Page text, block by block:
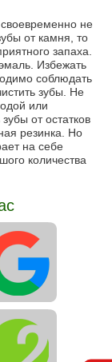
не
от камня, то
запаха.
Избежать
соблюдать
зубы. Не
или
от остатков
резинка. Но
на себе
количества